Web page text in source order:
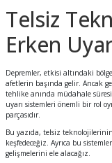
Telsiz
Erken
Depremler, etkisi altındaki
afetlerin başında gelir. Ancak
tehlike anında müdahale
uyarı sistemleri önemli bir rol
parçasıdır.
Bu yazıda, telsiz
keşfedeceğiz. Ayrıca bu
gelişmelerini ele alacağız.